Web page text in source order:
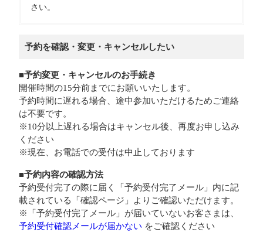
さい。
予約を確認・変更・キャンセルしたい
■予約変更・キャンセルのお手続き
開催時間の15分前までにお願いいたします。
予約時間に遅れる場合、途中参加いただけるためご連絡
は不要です。
※10分以上遅れる場合はキャンセル後、再度お申し込み
ください
※現在、お電話での受付は中止しております
■予約内容の確認方法
予約受付完了の際に届く「予約受付完了メール」内に記
載されている「確認ページ」よりご確認いただけます。
※「予約受付完了メール」が届いていないお客さまは、
予約受付確認メールが届かない をご確認ください